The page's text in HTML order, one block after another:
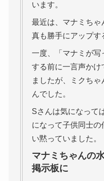
います。
最近は、マナミちゃ
真も勝手にアップす
一度、「マナミが写
する前に一言声かけ
ましたが、ミクち
んでした。
Sさんは気になって
になって子供同士
い黙っていました。
マナミちゃんの
掲示板に